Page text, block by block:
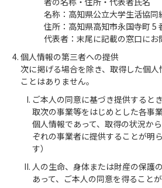
名称：高知県公立大学生活協同
住所：高知県高知市永国寺町 5
代表者：末尾に記載の窓口にお
個人情報の第三者への提供
次に掲げる場合を除き、取得した個
ことはありません。
ご本人の同意に基づき提供すると
取次の事業等をはじめとした各事
個人情報であって、取得の状況か
ぞれの事業者に提供することが明
す）
人の生命、身体または財産の保護
あって、ご本人の同意を得ること